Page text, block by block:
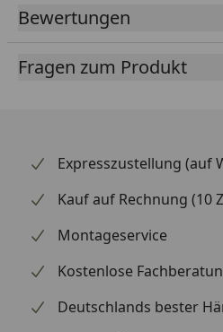
Bewertungen
Fragen zum Produkt
Expresszustellung (auf
Kauf auf Rechnung (10
Montageservice
Kostenlose
Deutschlands bester